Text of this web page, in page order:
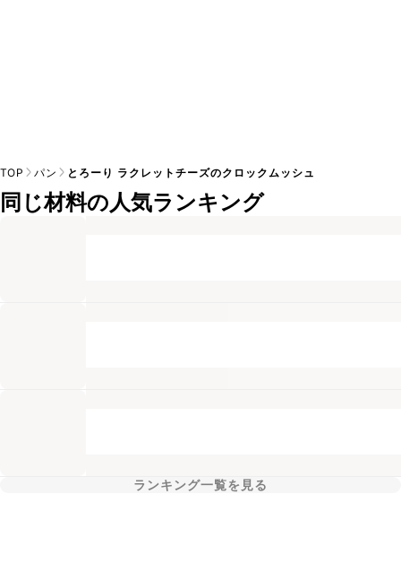
TOP パン とろーり ラクレットチーズのクロックムッシュ
同じ材料の人気ランキング
ランキング一覧を見る